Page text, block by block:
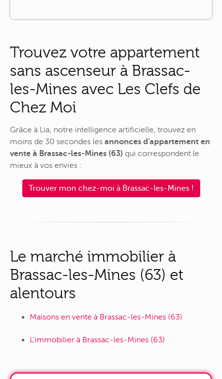
Trouvez votre appartement
sans ascenseur à Brassac-
les-Mines avec Les Clefs de
Chez Moi
Grâce à Lia, notre intelligence artificielle, trouvez en
moins de 30 secondes les annonces d'appartement en
vente à Brassac-les-Mines (63) qui correspondent le
mieux à vos envies :
Trouver mon chez-moi à Brassac-les-Mines !
Le marché immobilier à
Brassac-les-Mines (63) et
alentours
Maisons en vente à Brassac-les-Mines (63)
L'immobilier à Brassac-les-Mines (63)